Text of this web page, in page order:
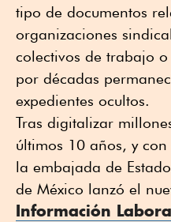
tipo de documentos
organizaciones
colectivos de trabajo
por décadas
expedientes ocultos.
Tras digitalizar
últimos 10 años, y
la embajada de
de México lanzó el
Información